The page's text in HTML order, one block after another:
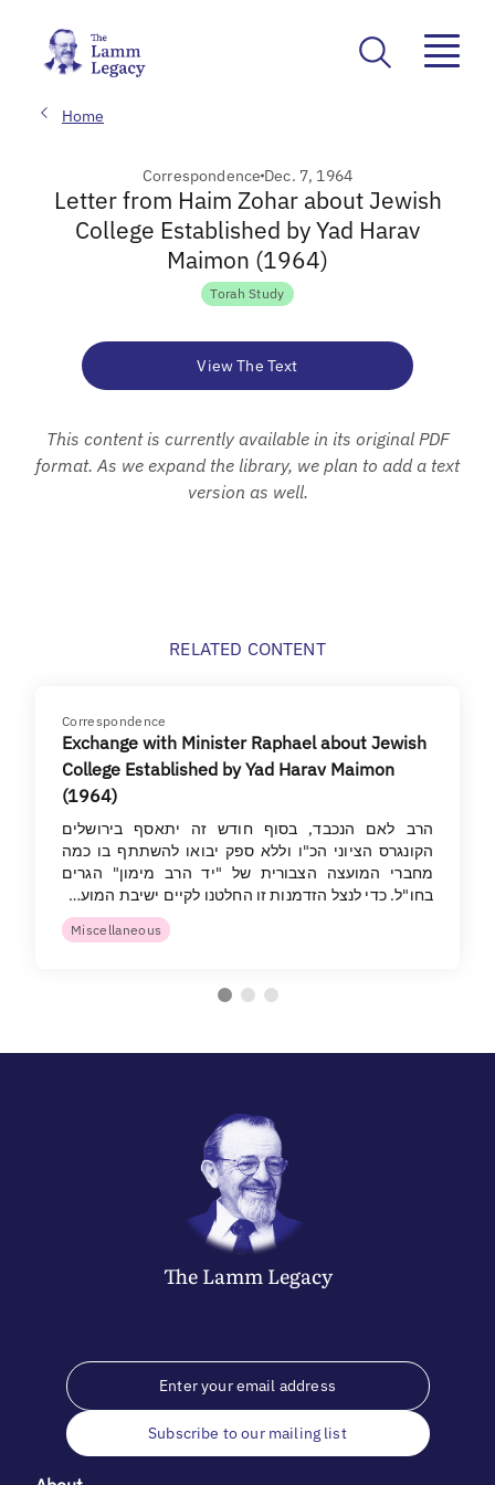
Home
Correspondence Dec. 7, 1964
Letter from Haim Zohar about Jewish
College Established by Yad Harav
Maimon (1964)
Torah Study
View The Text
This content is currently available in its original PDF
format. As we expand the library, we plan to add a text
version as well.
RELATED CONTENT
Correspondence
Exchange with Minister Raphael about Jewish
College Established by Yad Harav Maimon
(1964)
הרב לאם הנכבד, בסוף חודש זה יתאסף בירושלים
הקונגרס הציוני הכ"ו וללא ספק יבואו להשתתף בו כמה
מחברי המועצה הצבורית של "יד הרב מימון" הגרים
בחו"ל. כדי לנצל הזדמנות זו החלטנו לקיים ישיבת המוע…
Miscellaneous
The LammLegacy
Subscribe to our mailing list